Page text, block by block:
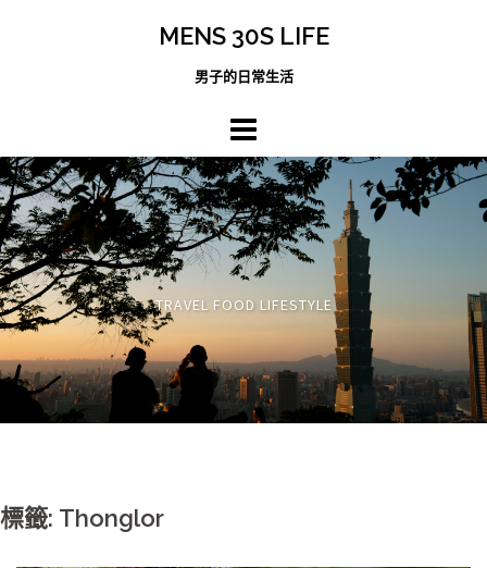
MENS 30S LIFE
男子的日常生活
TRAVEL FOOD LIFESTYLE
標籤: Thonglor